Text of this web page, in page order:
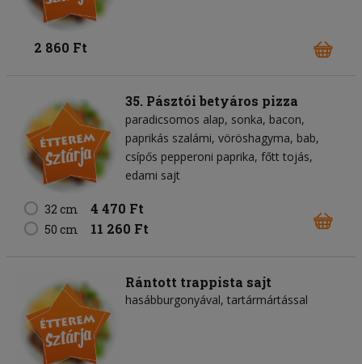
2 860 Ft
35. Pásztói betyáros pizza
paradicsomos alap sonka bacon
paprikás szalámi vöröshagyma bab
csípős pepperoni paprika főtt tojás
edami sajt
32 cm 4 470 Ft
50 cm 11 260 Ft
Rántott trappista sajt
hasábburgonyával, tartármártással